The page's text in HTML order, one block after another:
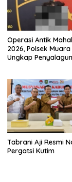
Operasi Antik
2026, Polsek
Ungkap
Tabrani Aji Resmi
Pergatsi Kutim